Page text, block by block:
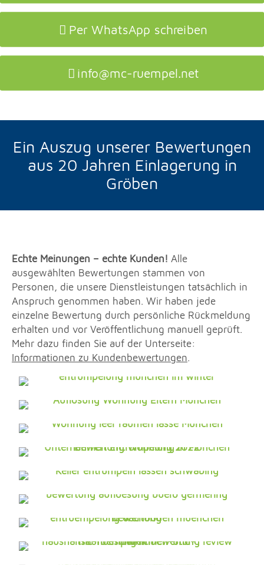
Per WhatsApp schreiben
info@mc-ruempel.net
Ein Auszug unserer Bewertungen
aus 20 Jahren Einlagerung in
Gröben
Echte Meinungen – echte Kunden! Alle
ausgewählten Bewertungen stammen von
Personen, die unsere Dienstleistungen tatsächlich in
Anspruch genommen haben. Wir haben jede
einzelne Bewertung durch persönliche Rückmeldung
erhalten und vor Veröffentlichung manuell geprüft.
Mehr dazu finden Sie auf der Unterseite:
Informationen zu Kundenbewertungen.